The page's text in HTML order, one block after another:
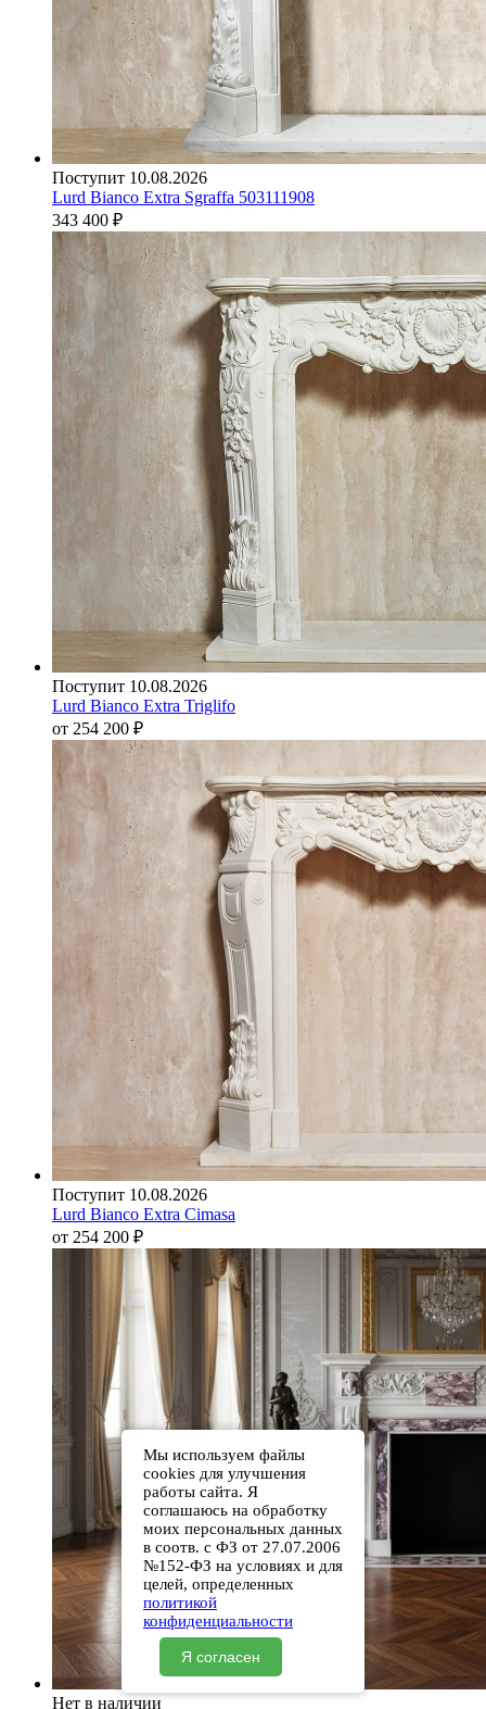
Поступит 10.08.2026
Lurd Bianco Extra Sgraffa 503111908
343 400 ₽
Поступит 10.08.2026
Lurd Bianco Extra Triglifo
от 254 200 ₽
Поступит 10.08.2026
Lurd Bianco Extra Cimasa
от 254 200 ₽
Нет в наличии
Мы используем файлы
cookies для улучшения
работы сайта. Я
соглашаюсь на обработку
моих персональных данных
в соотв. с ФЗ от 27.07.2006
№152-ФЗ на условиях и для
целей, определенных
политикой
конфиденциальности
Я согласен